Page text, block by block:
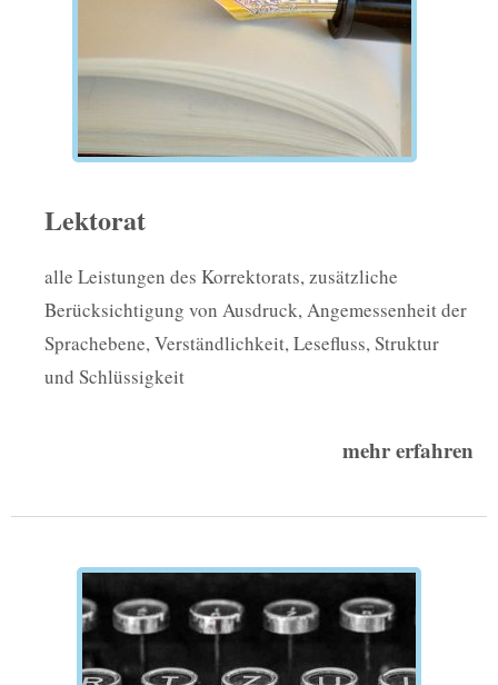
Lektorat
alle Leistungen des Korrektorats, zusätzliche
Berücksichtigung von Ausdruck, Angemessenheit der
Sprachebene, Verständlichkeit, Lesefluss, Struktur
und Schlüssigkeit
mehr erfahren